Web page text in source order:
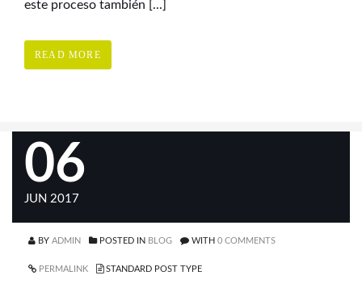
este proceso también [...]
READ MORE
06
JUN 2017
BY ADMIN POSTED IN BLOG WITH 0 COMMENTS
PERMALINK STANDARD POST TYPE